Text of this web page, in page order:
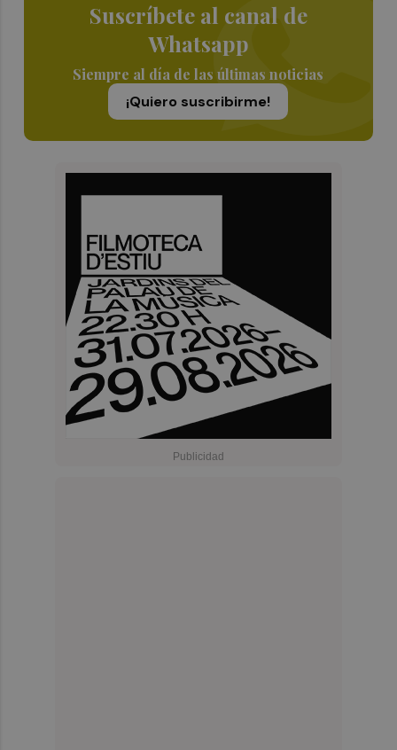
Suscríbete al canal de
Whatsapp
Siempre al día de las últimas noticias
¡Quiero suscribirme!